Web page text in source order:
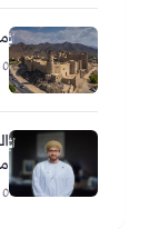
٥ أغسطس ٢٠٢٦
٥ أغسطس ٢٠٢٦